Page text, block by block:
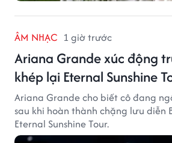
ÂM NHẠC 1 giờ trước
Ariana Grande xúc động
khép lại Eternal Sunshine
Ariana Grande cho biết cô đang
sau khi hoàn thành chặng lưu diễn
Eternal Sunshine Tour.